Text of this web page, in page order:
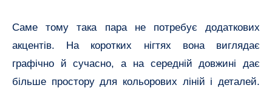
Саме тому така пара не потребує додаткових
акцентів. На коротких нігтях вона виглядає
графічно й сучасно, а на середній довжині дає
більше простору для кольорових ліній і деталей.